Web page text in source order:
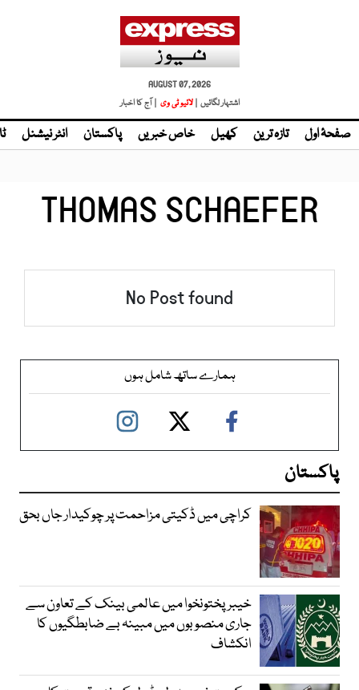
AUGUST 07, 2026
اشتہار لگائیں |
| آج کا اخبار
صفحۂ اول تازہ ترین کھیل خاص خبریں پاکستان انٹر نیشنل
THOMAS SCHAEFER
No Post found
ہمارے ساتھ شامل ہوں
پاکستان
کراچی میں ڈکیتی مزاحمت پر چوکیدار جاں بحق
خیبرپختونخوا میں عالمی بینک کے تعاون سے
جاری منصوبوں میں مبینہ بے ضابطگیوں کا
انکشاف